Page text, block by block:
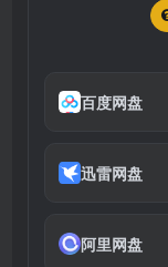
百度网盘
迅雷网盘
阿里网盘